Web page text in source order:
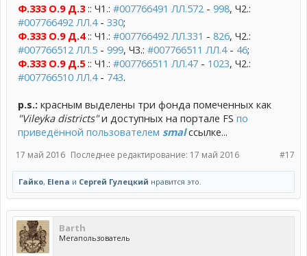
Ф.333 О.9 Д.3:: Ч1.: #007766491 ЛЛ.572 - 998, Ч2.:
#007766492 ЛЛ.4- 330;
Ф.333 О.9 Д.4:: Ч1.: #007766492 ЛЛ.331 - 826, Ч2.:
#007766512 ЛЛ.5 - 999, Ч3.: #007766511 ЛЛ.4- 46;
Ф.333 О.9 Д.5:: Ч1.: #007766511 ЛЛ.47 - 1023, Ч2.:
#007766510 ЛЛ.4- 743.
p.s.: красным выделены три фонда помеченных как
"Vileyka districts"и доступных на портале FS по
приведённой пользователем smal ссылке...
#17
17 май 2016 Последнее редактирование: 17 май 2016
Гайко, Elena и Сергей Гулецкий нравится это.
Barth
Мегапользователь